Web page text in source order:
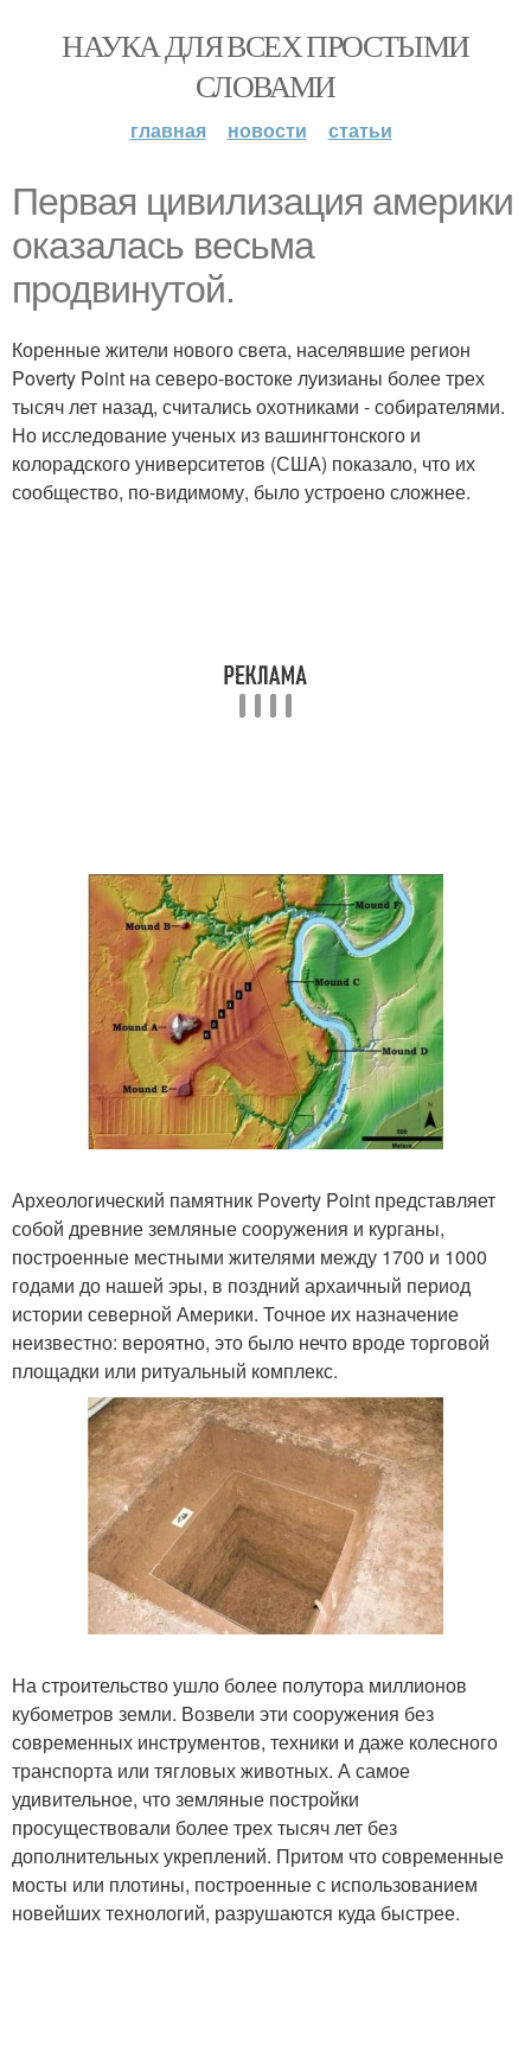
НАУКА ДЛЯ ВСЕХ ПРОСТЫМИ
СЛОВАМИ
главная новости статьи
Первая цивилизация америки
оказалась весьма
продвинутой.
Коренные жители нового света, населявшие регион
Poverty Point на северо-востоке луизианы более трех
тысяч лет назад, считались охотниками - собирателями.
Но исследование ученых из вашингтонского и
колорадского университетов (США) показало, что их
сообщество, по-видимому, было устроено сложнее.
Археологический памятник Poverty Point представляет
собой древние земляные сооружения и курганы,
построенные местными жителями между 1700 и 1000
годами до нашей эры, в поздний архаичный период
истории северной Америки. Точное их назначение
неизвестно: вероятно, это было нечто вроде торговой
площадки или ритуальный комплекс.
На строительство ушло более полутора миллионов
кубометров земли. Возвели эти сооружения без
современных инструментов, техники и даже колесного
транспорта или тягловых животных. А самое
удивительное, что земляные постройки
просуществовали более трех тысяч лет без
дополнительных укреплений. Притом что современные
мосты или плотины, построенные с использованием
новейших технологий, разрушаются куда быстрее.